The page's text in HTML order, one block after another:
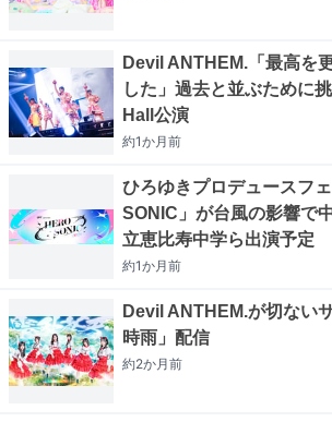
Devil ANTHEM.「最高を
した」過去と並ぶために
Hall公演
約1か月前
ひろゆきプロデュースフ
SONIC」が台風の影響
立恵比寿中学ら出演予定
約1か月前
Devil ANTHEM.が切ない
時雨」配信
約2か月前